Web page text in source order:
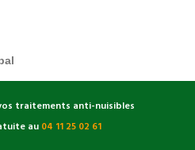
traitements anti-nuisibles
au 04 11 25 02 61